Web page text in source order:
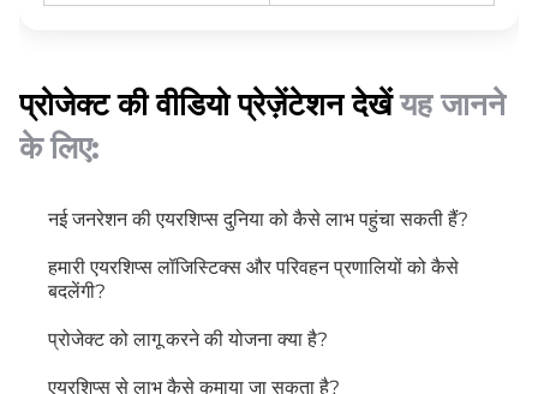
प्रोजेक्ट की वीडियो प्रेज़ेंटेशन देखेंयह जानने
के लिए:
नई जनरेशन की एयरशिप्स दुनिया को कैसे लाभ पहुंचा सकती हैं?
हमारी एयरशिप्स लॉजिस्टिक्स और परिवहन प्रणालियों को कैसे
बदलेंगी?
प्रोजेक्ट को लागू करने की योजना क्या है?
एयरशिप्स से लाभ कैसे कमाया जा सकता है?